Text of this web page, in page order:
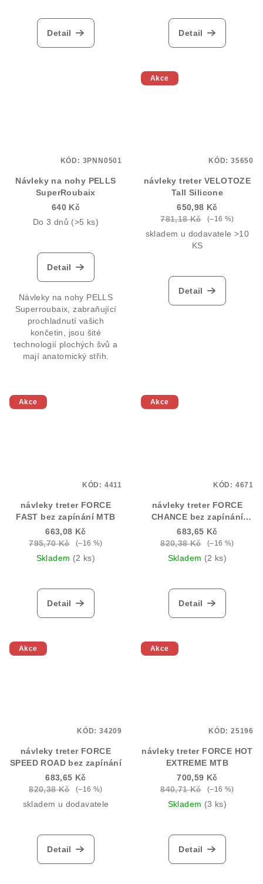
Detail Detail
Návleky na nohy PELLS
SuperRoubaix
640 Kč
Do 3 dnů (>5 ks)
Detail
Návleky na nohy PELLS
Superroubaix, zabraňující
prochladnutí vašich
končetin, jsou šité
technologií plochých švů a
mají anatomický střih.
KÓD: 3PNN0501
Akce
návleky treter VELOTOZE
Tall Silicone
650,98 Kč
781,18 Kč
(–16 %)
skladem u dodavatele >10
KS
Detail
KÓD: 35650
Akce
návleky treter FORCE
FAST bez zapínání MTB
663,08 Kč
795,70 Kč
(–16 %)
Skladem (2 ks)
Detail
KÓD: 4411
Akce
návleky treter FORCE
CHANCE bez zapínání
MTB, černé
683,65 Kč
820,38 Kč
(–16 %)
Skladem (2 ks)
Detail
KÓD: 4671
Akce
návleky treter FORCE
SPEED ROAD bez zapínání
683,65 Kč
820,38 Kč
(–16 %)
skladem u dodavatele
Detail
KÓD: 34209
Akce
návleky treter FORCE HOT
EXTREME MTB
700,59 Kč
840,71 Kč
(–16 %)
Skladem (3 ks)
Detail
KÓD: 25196